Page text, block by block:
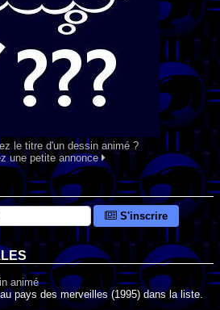
le titre d'un dessin animé ?
une petite annonce
S'inscrire
animé
pays des merveilles (1995) dans la liste.